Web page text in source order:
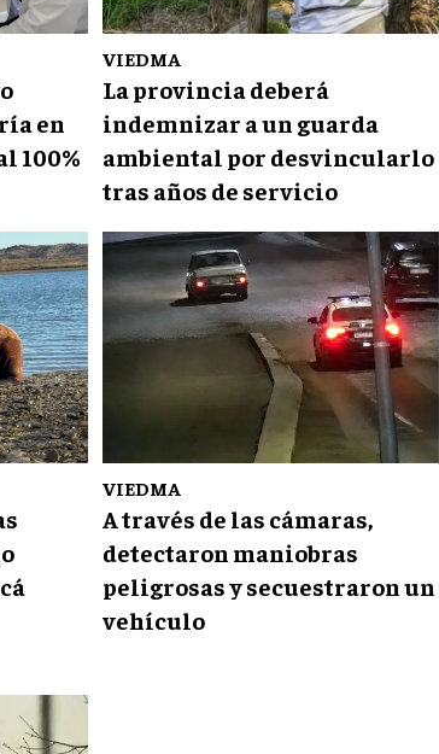
en
100%
VIEDMA
La provincia deberá
indemnizar a un guarda
ambiental por desvincularlo
tras años de servicio
VIEDMA
A través de las cámaras,
detectaron maniobras
peligrosas y secuestraron un
vehículo